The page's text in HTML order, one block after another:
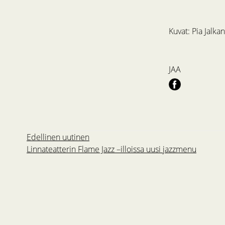
Kuvat: Pia
JAA
Edellinen uutinen
Linnateatterin Flame Jazz –illoissa uusi jazzmenu